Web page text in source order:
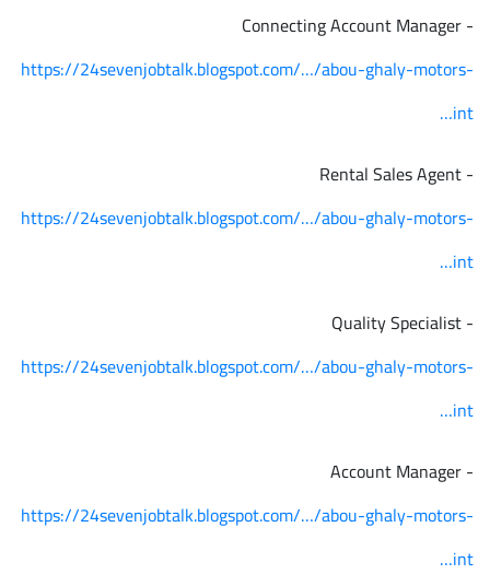
- Connecting Account Manager
https://24sevenjobtalk.blogspot.com/…/abou-ghaly-motors-
int…
- Rental Sales Agent
https://24sevenjobtalk.blogspot.com/…/abou-ghaly-motors-
int…
- Quality Specialist
https://24sevenjobtalk.blogspot.com/…/abou-ghaly-motors-
int…
- Account Manager
https://24sevenjobtalk.blogspot.com/…/abou-ghaly-motors-
int…